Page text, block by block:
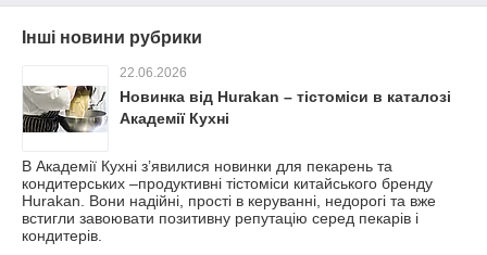
Інші новини рубрики
22.06.2026
Новинка від Hurakan – тістоміси в каталозі
Академії Кухні
В Академії Кухні з’явилися новинки для пекарень та
кондитерських –продуктивні тістоміси китайського бренду
Hurakan. Вони надійні, прості в керуванні, недорогі та вже
встигли завоювати позитивну репутацію серед пекарів і
кондитерів.